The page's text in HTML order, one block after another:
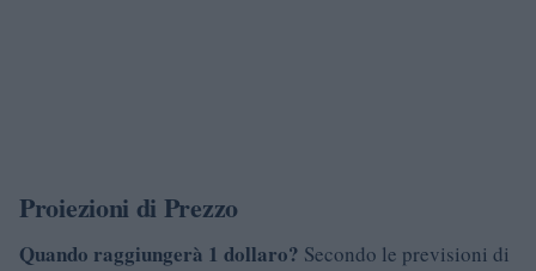
Proiezioni di Prezzo
Quando raggiungerà 1 dollaro? Secondo le previsioni di